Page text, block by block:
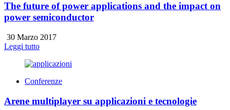
The future of power applications and the impact on
power semiconductor
30 Marzo 2017
Leggi tutto
Conferenze
Arene multiplayer su applicazioni e tecnologie